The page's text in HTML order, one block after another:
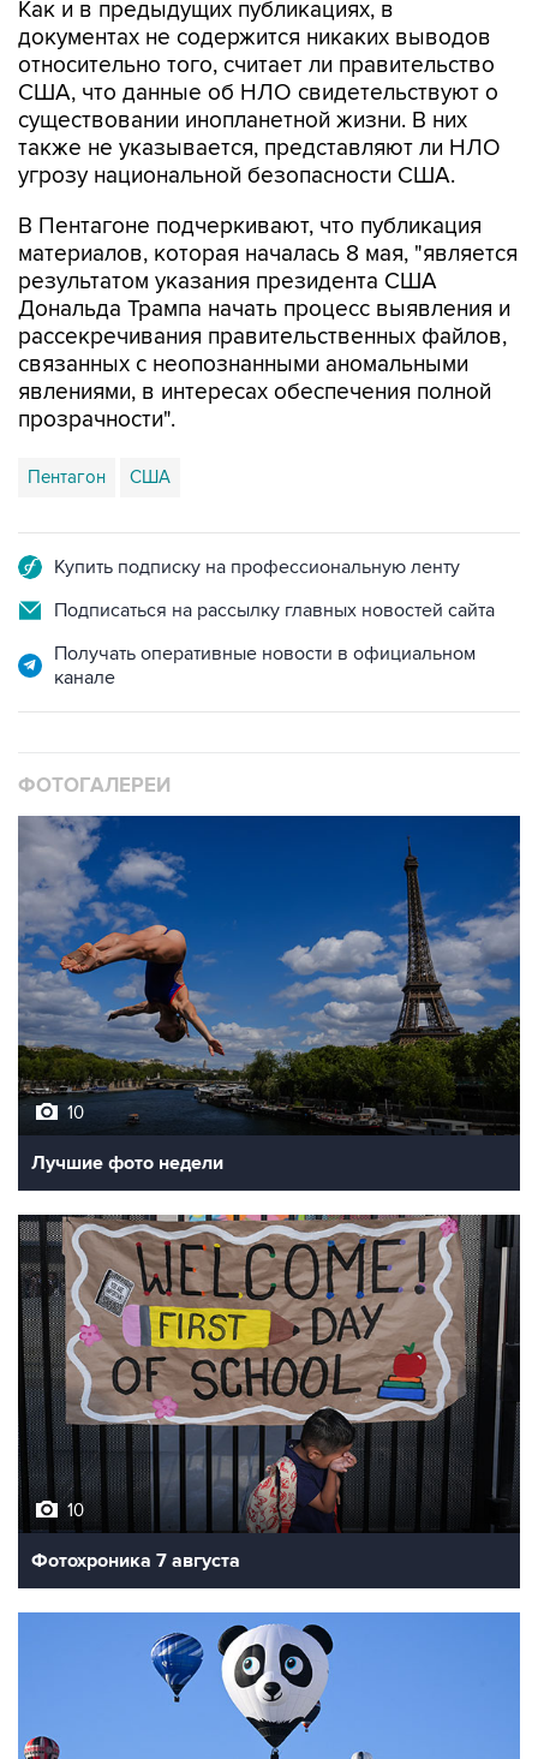
относительно того, считает ли правительство
США, что данные об НЛО свидетельствуют о
существовании инопланетной жизни. В них
также не указывается, представляют ли НЛО
угрозу национальной безопасности США.
В Пентагоне подчеркивают, что публикация
результатом указания президента США
Дональда Трампа начать процесс выявления и
рассекречивания правительственных файлов,
связанных с неопознанными аномальными
явлениями, в интересах обеспечения полной
прозрачности".
Пентагон США
Подписаться на рассылку главных новостей сайта
Получать оперативные новости в официальном
10
Лучшие фото недели
10
Фотохроника 7 августа